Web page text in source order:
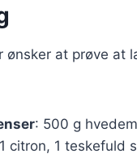
ønsker at prøve at
: 500 g
citron, 1 teskefuld